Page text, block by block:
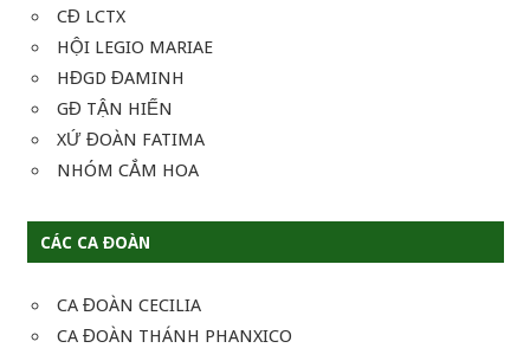
CĐ LCTX
HỘI LEGIO MARIAE
HĐGD ĐAMINH
GĐ TẬN HIẾN
XỨ ĐOÀN FATIMA
NHÓM CẮM HOA
CÁC CA ĐOÀN
CA ĐOÀN CECILIA
CA ĐOÀN THÁNH PHANXICO